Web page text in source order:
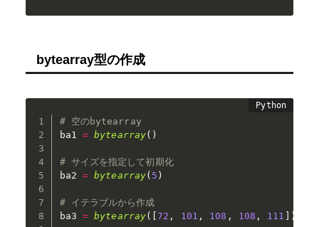
bytearray型の作成
# 空のbytearray
ba1 = bytearray( )
# サイズを指定して初期化
ba2 = bytearray( 5 )
# イテラブルから作成
ba3 = bytearray( [72 , 101 , 108 , 108 , 111 )